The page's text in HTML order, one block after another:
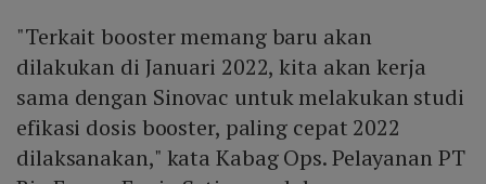
"Terkait booster memang baru akan
dilakukan di Januari 2022, kita akan kerja
sama dengan Sinovac untuk melakukan studi
efikasi dosis booster, paling cepat 2022
dilaksanakan," kata Kabag Ops. Pelayanan PT